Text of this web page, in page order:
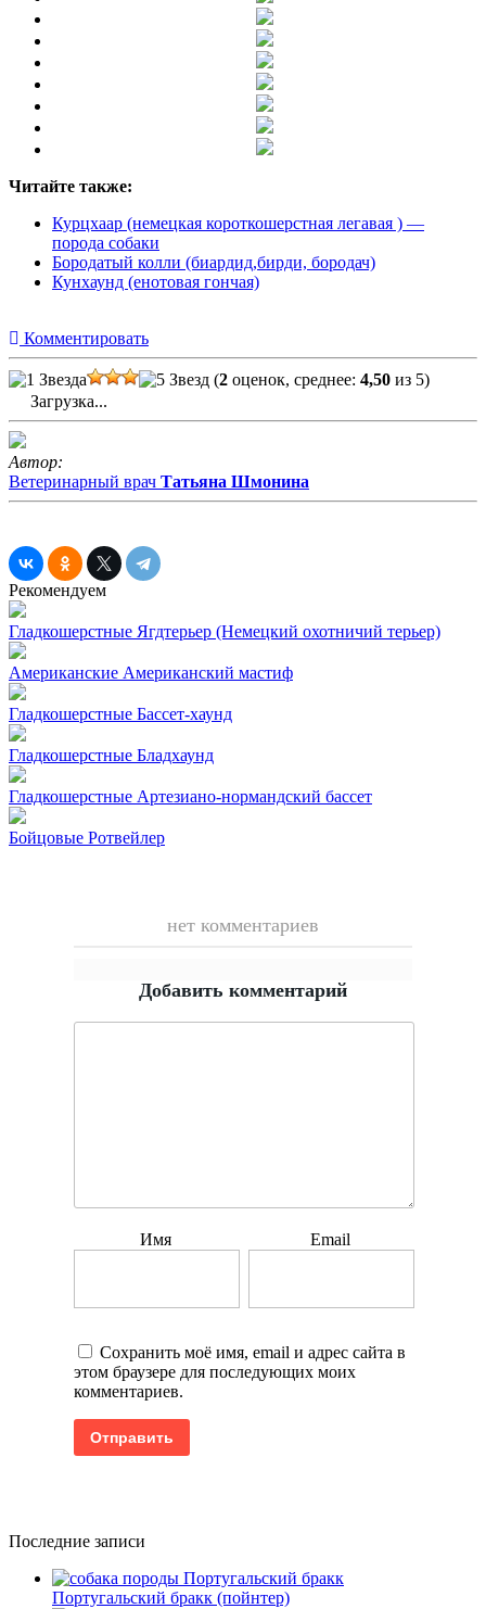
Читайте также:
Курцхаар (немецкая короткошерстная легавая ) —
порода собаки
Бородатый колли (биардид,бирди, бородач)
Кунхаунд (енотовая гончая)
Комментировать
(2 оценок, среднее: 4,50 из 5)
Загрузка...
Автор:
Ветеринарный врач Татьяна Шмонина
Рекомендуем
Гладкошерстные Ягдтерьер (Немецкий охотничий терьер)
Американские Американский мастиф
Гладкошерстные Бассет-хаунд
Гладкошерстные Бладхаунд
Гладкошерстные Артезиано-нормандский бассет
Бойцовые Ротвейлер
нет комментариев
Добавить комментарий
Имя Email
Сохранить моё имя, email и адрес сайта в
этом браузере для последующих моих
комментариев.
Последние записи
Португальский бракк (пойнтер)